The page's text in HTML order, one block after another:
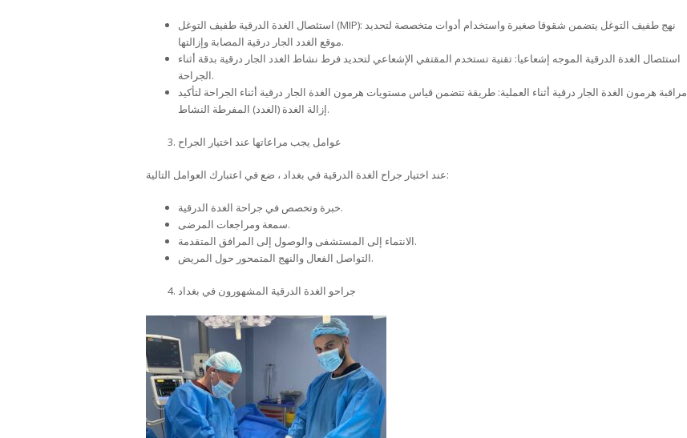
استئصال الغدة الدرقية طفيف التوغل (MIP): نهج طفيف التوغل يتضمن شقوقا صغيرة واستخدام أدوات متخصصة لتحديد
موقع الغدد الجار درقية المصابة وإزالتها.
استئصال الغدة الدرقية الموجه إشعاعيا: تقنية تستخدم المقتفي الإشعاعي لتحديد فرط نشاط الغدد الجار درقية بدقة أثناء
الجراحة.
مراقبة هرمون الغدة الجار درقية أثناء العملية: طريقة تتضمن قياس مستويات هرمون الغدة الجار درقية أثناء الجراحة لتأكيد
إزالة الغدة (الغدد) المفرطة النشاط.
عوامل يجب مراعاتها عند اختيار الجراح
عند اختيار جراح الغدة الدرقية في بغداد ، ضع في اعتبارك العوامل التالية:
خبرة وتخصص في جراحة الغدة الدرقية.
سمعة ومراجعات المرضى.
الانتماء إلى المستشفى والوصول إلى المرافق المتقدمة.
التواصل الفعال والنهج المتمحور حول المريض.
جراحو الغدة الدرقية المشهورون في بغداد